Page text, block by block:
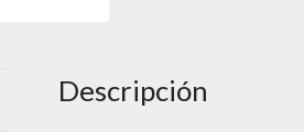
Descripción